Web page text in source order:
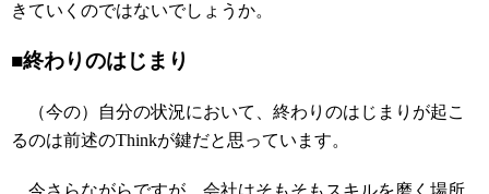
きていくのではないでしょうか。
■終わりのはじまり
（今の）自分の状況において、終わりのはじまりが起こ
るのは前述のThinkが鍵だと思っています。
今さらながらですが、会社はそもそもスキルを磨く場所